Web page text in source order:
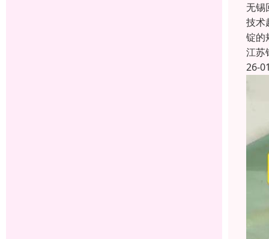
无锡
技术
锭的
江苏
26-